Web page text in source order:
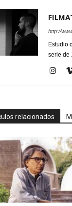
http://
Estudio
serie de
relacionados